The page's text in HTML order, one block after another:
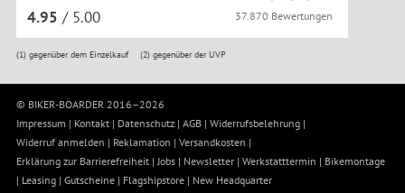
4.95 / 5.00 37.870 Bewertungen
(1)gegenüber dem Einzelkauf (2) gegenüber der UVP
© BIKER-BOARDER 2016–2026
Impressum | Kontakt | Datenschutz | AGB | Widerrufsbelehrung |
Widerruf anmelden | Reklamation | Versandkosten |
Erklärung zur Barrierefreiheit |Jobs | Newsletter | Werkstatttermin | Bikemontage
| Leasing | Gutscheine | Flagshipstore | New Headquarter